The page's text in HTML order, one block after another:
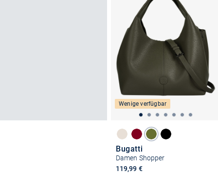
Wenige verfügbar
Bugatti
Damen Shopper
119,99 €